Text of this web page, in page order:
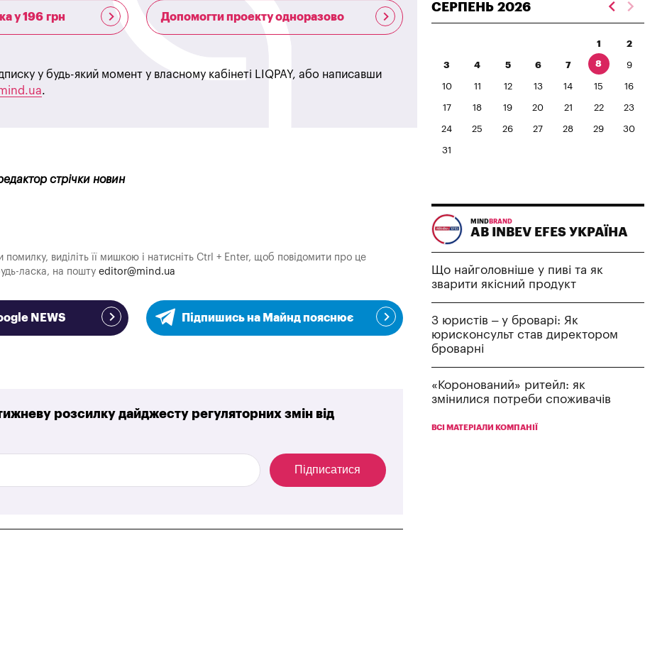
у 196 грн Допомогти проекту одноразово
у будь-який момент у власному кабінеті LIQPAY, або написавши
.
стрічки новин
виділіть її мишкою і натисніть Ctrl + Enter, щоб повідомити про це
ласка, на пошту editor@mind.ua
NEWS Підпишись на Майнд пояснює
розсилку дайджесту регуляторних змін від
Підписатися
СЕРПЕНЬ 2026
1 2
3 4 5 6 7 8 9
10 11 12 13 14 15 16
17 18 19 20 21 22 23
24 25 26 27 28 29 30
31
MIND BRAND
AB INBEV EFES УКРАЇНА
Що найголовніше у пиві та як
зварити якісний продукт
З юристів – у броварі: Як
юрисконсульт став директором
броварні
«Коронований» ритейл: як
змінилися потреби споживачів
ВСІ МАТЕРІАЛИ КОМПАНІЇ